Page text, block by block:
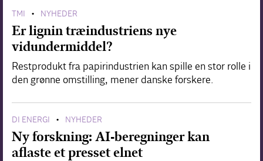
TMI • NYHEDER
Er lignin træindustriens nye
vidundermiddel?
Restprodukt fra papirindustrien kan spille en stor rolle i
den grønne omstilling, mener danske forskere.
DI ENERGI • NYHEDER
Ny forskning: AI-beregninger kan
aflaste et presset elnet